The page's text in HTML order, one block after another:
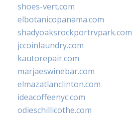
shoes-vert.com
elbotanicopanama.com
shadyoaksrockportrvpark.com
jccoinlaundry.com
kautorepair.com
marjaeswinebar.com
elmazatlanclinton.com
ideacoffeenyc.com
odieschillicothe.com